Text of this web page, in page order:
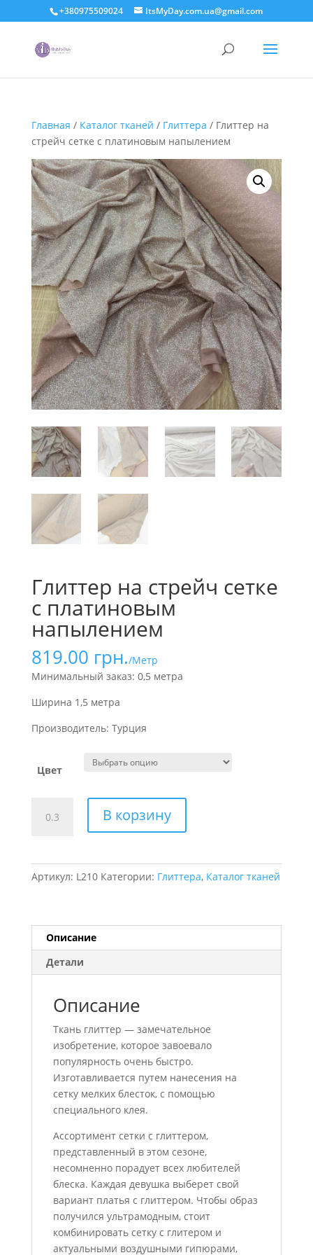
+380975509024 ItsMyDay.com.ua@gmail.com
Главная / Каталог тканей / Глиттера / Глиттер на
стрейч сетке с платиновым напылением
Глиттер на стрейч сетке
с платиновым
напылением
819.00 грн./Метр
Минимальный заказ: 0,5 метра
Ширина 1,5 метра
Производитель: Турция
Цвет
товара
сетке
напылением
В корзину
Артикул: L210 Категории: Глиттера, Каталог тканей
Описание
Детали
Описание
Ткань глиттер — замечательное
изобретение, которое завоевало
популярность очень быстро.
Изготавливается путем нанесения на
сетку мелких блесток, с помощью
специального клея.
Ассортимент сетки с глиттером,
представленный в этом сезоне,
несомненно порадует всех любителей
блеска. Каждая девушка выберет свой
вариант платья с глиттером. Чтобы образ
получился ультрамодным, стоит
комбинировать сетку с глитером и
актуальными воздушными гипюрами,